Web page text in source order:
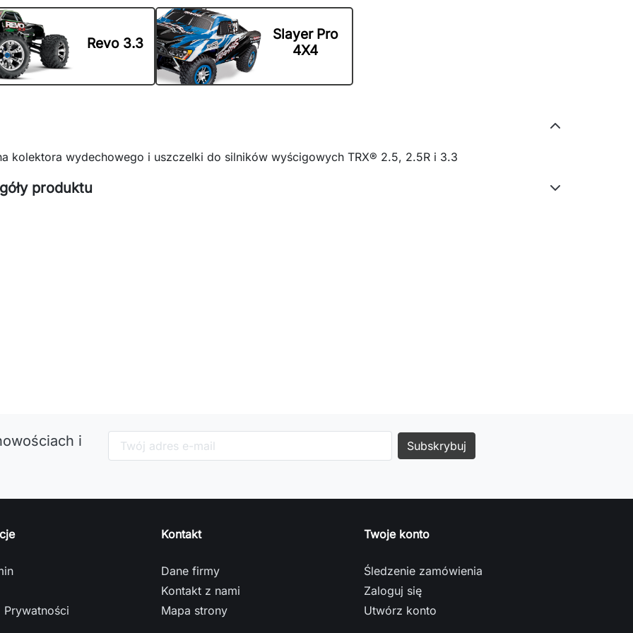
Revo 3.3
Slayer Pro
4X4
kolektora wydechowego i uszczelki do silników wyścigowych TRX® 2.5, 2.5R i 3.3
produktu
i
Prywatności
Kontakt
Dane firmy
Kontakt z nami
Mapa strony
Twoje konto
Śledzenie zamówienia
Zaloguj się
Utwórz konto